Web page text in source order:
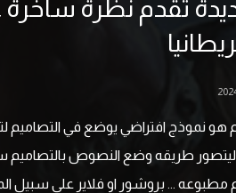
تقدم نظرة ساخرة
هو نموذج افتراضي يوضع في التصاميم
ليتصور طريقه وضع النصوص بالتصاميم
مطبوعه ... بروشور او فلاير على سبيل